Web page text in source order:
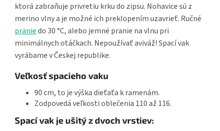
ktorá zabraňuje privretiu krku do zipsu. Nohavice sú z
merino vlny a je možné ich preklopením uzavrieť. Ručné
praniedo 30 °C, alebo jemné pranie na vlnu pri
minimálnych otáčkach. Nepoužívať aviváž! Spací vak
vyrábame v Českej republike.
Veľkosť spacieho vaku
90 cm, to je výška dieťaťa k ramenám.
Zodpovedá veľkosti oblečenia 110 až 116.
Spací vak je ušitý z dvoch vrstiev: